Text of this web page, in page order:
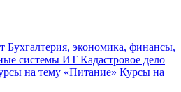
Бухгалтерия, экономика, финансы,
системы ИТ Кадастровое дело
на тему «Питание» Курсы на